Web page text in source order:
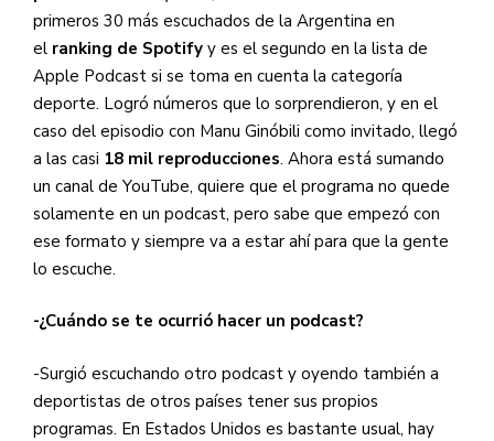
primeros 30 más escuchados de la Argentina en
el ranking de Spotify y es el segundo en la lista de
Apple Podcast si se toma en cuenta la categoría
deporte. Logró números que lo sorprendieron, y en el
caso del episodio con Manu Ginóbili como invitado, llegó
a las casi 18 mil reproducciones. Ahora está sumando
un canal de YouTube, quiere que el programa no quede
solamente en un podcast, pero sabe que empezó con
ese formato y siempre va a estar ahí para que la gente
lo escuche.
-¿Cuándo se te ocurrió hacer un podcast?
-Surgió escuchando otro podcast y oyendo también a
deportistas de otros países tener sus propios
programas. En Estados Unidos es bastante usual, hay